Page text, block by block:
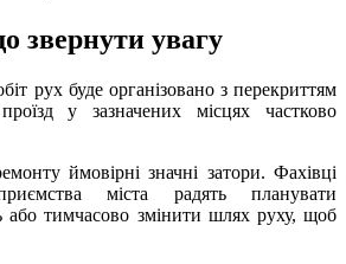
звернути увагу
рух буде організовано з перекриттям
у зазначених місцях частково
ймовірні значні затори. Фахівці
міста радять планувати
або тимчасово змінити шлях руху, щоб